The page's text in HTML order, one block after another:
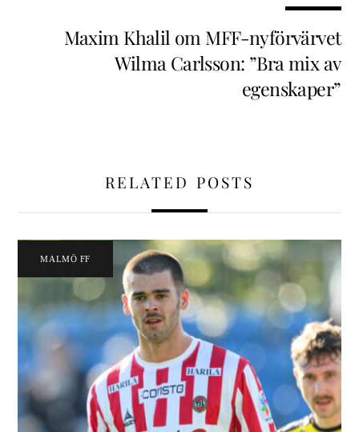
Maxim Khalil om MFF-nyförvärvet
Wilma Carlsson: ”Bra mix av
egenskaper”
RELATED POSTS
MALMÖ FF